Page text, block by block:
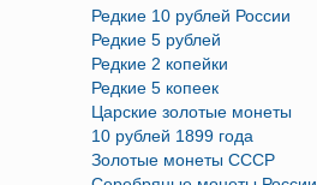
Редкие 10 рублей России
Редкие 5 рублей
Редкие 2 копейки
Редкие 5 копеек
Царские золотые монеты
10 рублей 1899 года
Золотые монеты СССР